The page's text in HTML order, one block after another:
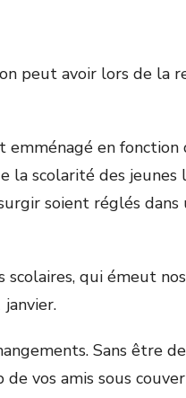
peut avoir lors de la
en
scolarité des jeunes
soient réglés
qui émeut
Sans être
vos amis sous